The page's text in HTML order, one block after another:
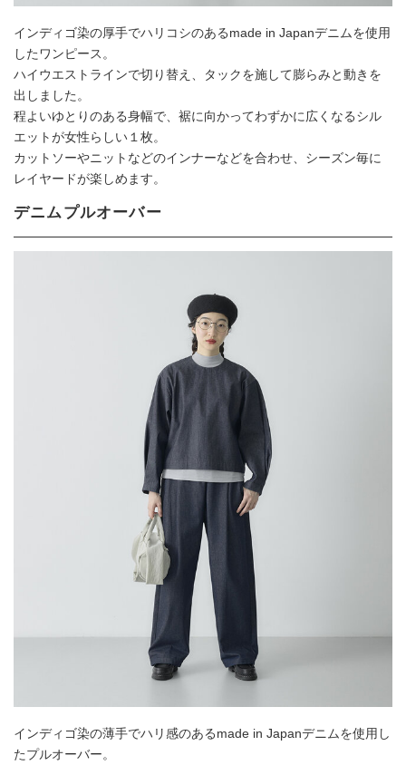
インディゴ染の厚手でハリコシのあるmade in Japanデニムを使用
したワンピース。
ハイウエストラインで切り替え、タックを施して膨らみと動きを
出しました。
程よいゆとりのある身幅で、裾に向かってわずかに広くなるシル
エットが女性らしい１枚。
カットソーやニットなどのインナーなどを合わせ、シーズン毎に
レイヤードが楽しめます。
デニムプルオーバー
インディゴ染の薄手でハリ感のあるmade in Japanデニムを使用し
たプルオーバー。